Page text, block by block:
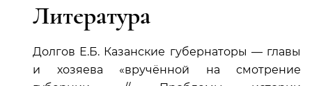
Литература
Долгов Е.Б. Казанские губернаторы — главы
и хозяева «вручённой на смотрение